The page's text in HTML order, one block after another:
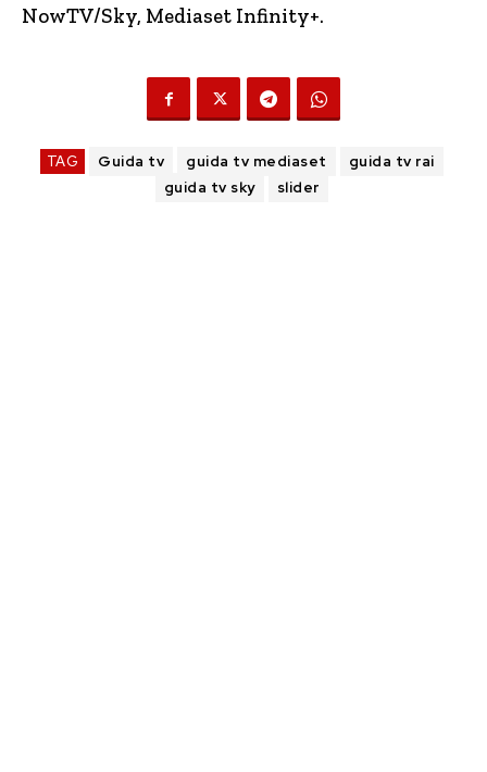
NowTV/Sky, Mediaset Infinity+.
TAG Guida tv guida tv mediaset
guida tv rai
guida tv sky
slider